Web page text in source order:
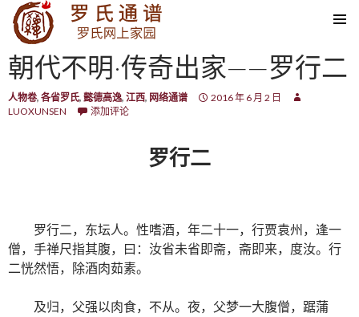
SKIP TO CONTENT
朝代不明·传奇出家——罗行二
人物卷, 各省罗氏, 懿德高逸, 江西, 网络通谱
2016 年 6 月 2 日
LUOXUNSEN
添加评论
罗行二
罗行二，东坛人。性嗜酒，年二十一，行贾袁州，逢一
僧，手禅尺指其腹，曰：汝省未省即斋，斋即来，度汝。行
二恍然悟，除酒肉茹素。
及归，父强以肉食，不从。夜，父梦一大腹僧，踞蒲